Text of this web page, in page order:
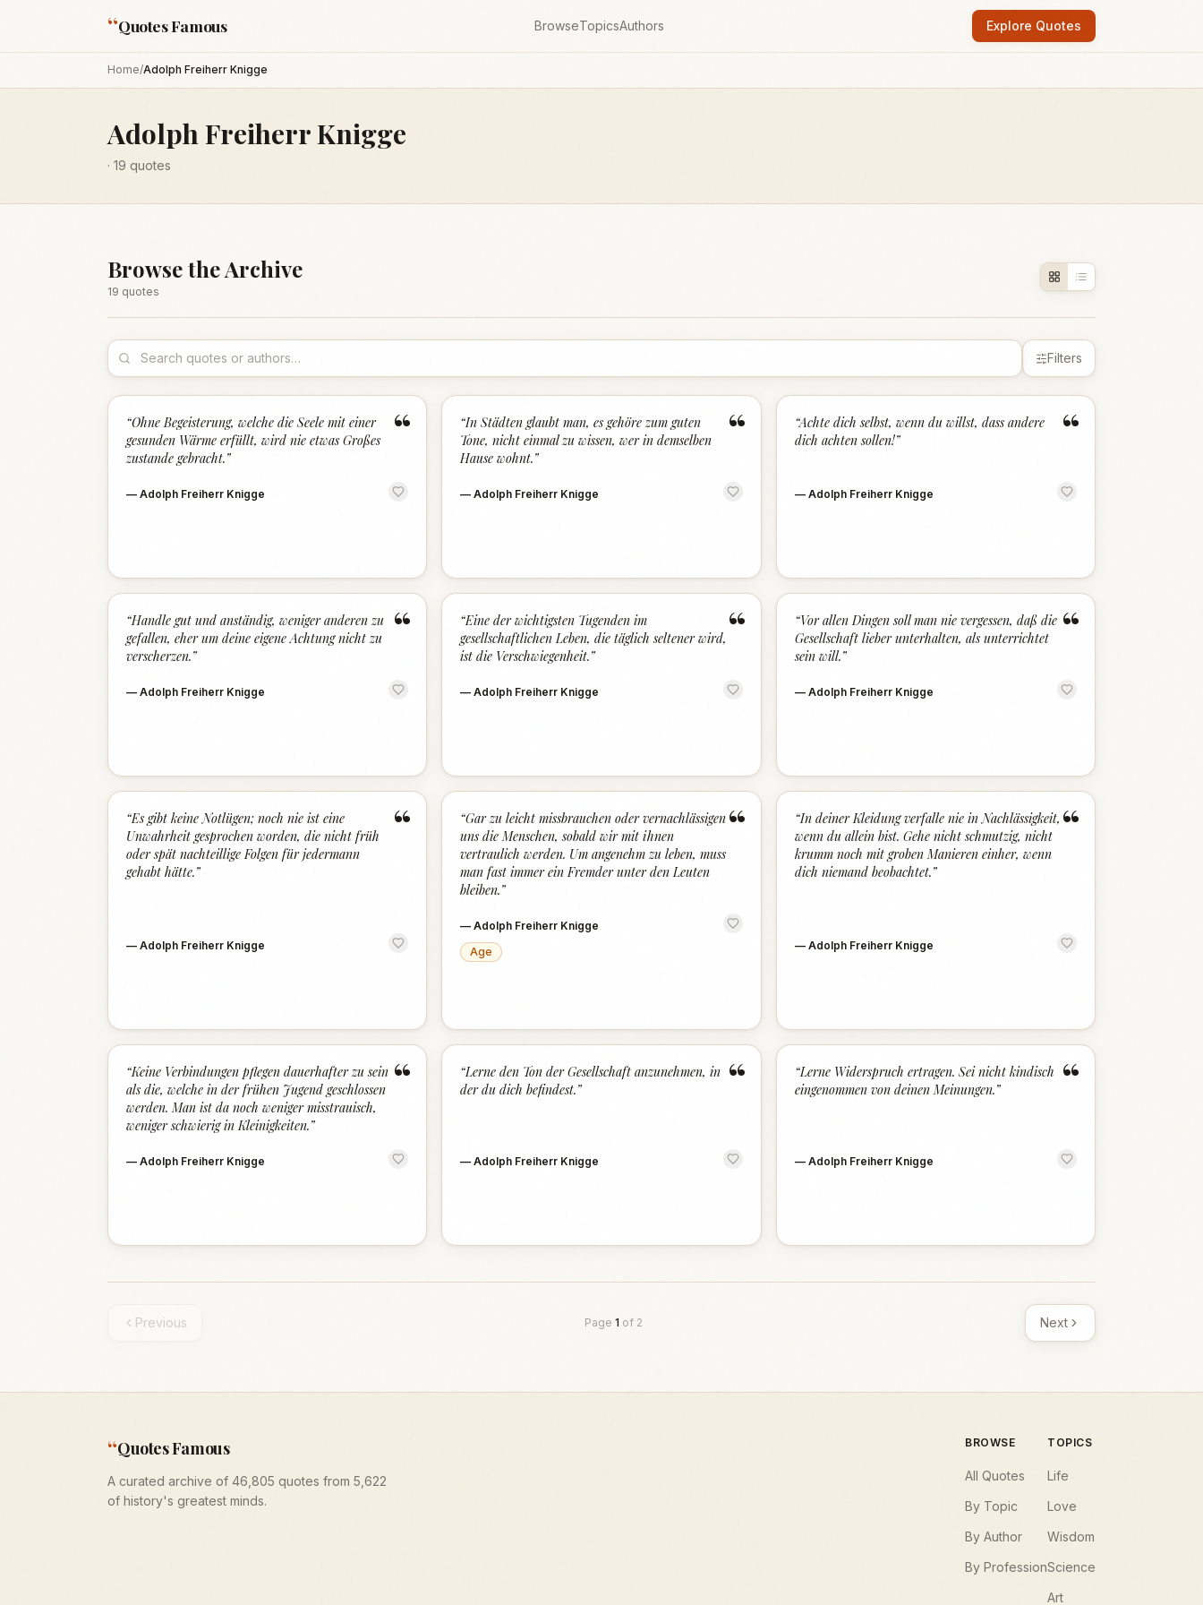
“Quotes Famous BrowseTopicsAuthors Explore Quotes
Home/Adolph Freiherr Knigge
Adolph Freiherr Knigge
· 19 quotes
Browse the Archive
19 quotes
Filters
“
“Ohne Begeisterung, welche die Seele mit einer
gesunden Wärme erfüllt, wird nie etwas Großes
zustande gebracht.”
— Adolph Freiherr Knigge
“
“In Städten glaubt man, es gehöre zum guten
Tone, nicht einmal zu wissen, wer in demselben
Hause wohnt.”
—Adolph Freiherr Knigge
“
“Achte dich selbst, wenn du willst, dass andere
dich achten sollen!”
— Adolph Freiherr Knigge
“
“Handle gut und anständig, weniger anderen zu
gefallen, eher um deine eigene Achtung nicht zu
verscherzen.”
— Adolph Freiherr Knigge
“
“Eine der wichtigsten Tugenden im
gesellschaftlichen Leben, die täglich seltener wird,
ist die Verschwiegenheit.”
—Adolph Freiherr Knigge
“
“Vor allen Dingen soll man nie vergessen, daß die
Gesellschaft lieber unterhalten, als unterrichtet
sein will.”
— Adolph Freiherr Knigge
“
“Es gibt keine Notlügen; noch nie ist eine
Unwahrheit gesprochen worden, die nicht früh
oder spät nachteillige Folgen für jedermann
gehabt hätte.”
— Adolph Freiherr Knigge
“
“Gar zu leicht missbrauchen oder vernachlässigen
uns die Menschen, sobald wir mit ihnen
vertraulich werden. Um angenehm zu leben, muss
man fast immer ein Fremder unter den Leuten
bleiben.”
—Adolph Freiherr Knigge
Age
“
“In deiner Kleidung verfalle nie in Nachlässigkeit,
wenn du allein bist. Gehe nicht schmutzig, nicht
krumm noch mit groben Manieren einher, wenn
dich niemand beobachtet.”
— Adolph Freiherr Knigge
“
“Keine Verbindungen pflegen dauerhafter zu sein
als die, welche in der frühen Jugend geschlossen
werden. Man ist da noch weniger misstrauisch,
weniger schwierig in Kleinigkeiten.”
— Adolph Freiherr Knigge
“
“Lerne den Ton der Gesellschaft anzunehmen, in
der du dich befindest.”
—Adolph Freiherr Knigge
“
“Lerne Widerspruch ertragen. Sei nicht kindisch
eingenommen von deinen Meinungen.”
— Adolph Freiherr Knigge
Previous Page 1 of 2 Next
“Quotes Famous
A curated archive of 46,805 quotes from 5,622
of history's greatest minds.
BROWSE
All Quotes
By Topic
By Author
By Profession
TOPICS
Life
Love
Wisdom
Science
Art